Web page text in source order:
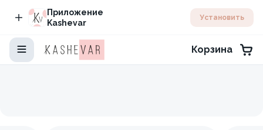
Приложение
Kashevar
Установить
Корзина